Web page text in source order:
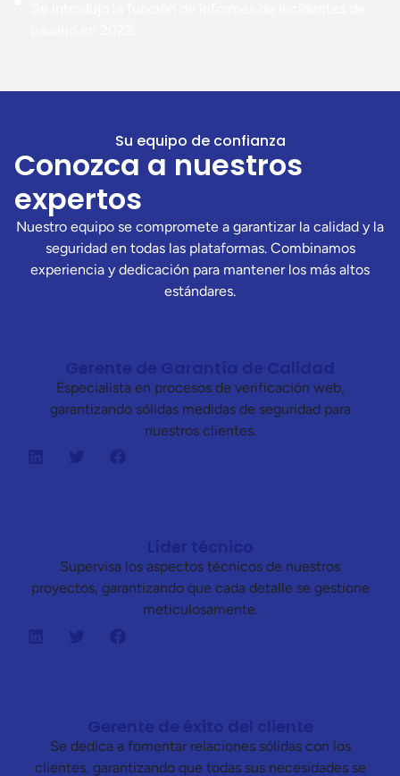
Su equipo de confianza
Conozca a nuestros
expertos
Nuestro equipo se compromete a garantizar la calidad y la
seguridad en todas las plataformas. Combinamos
experiencia y dedicación para mantener los más altos
estándares.
Especialista en procesos de verificación web,
garantizando sólidas medidas de seguridad para
nuestros clientes.
Supervisa los aspectos técnicos de nuestros
proyectos, garantizando que cada detalle se gestione
meticulosamente.
Se dedica a fomentar relaciones sólidas con los
clientes, garantizando que todas sus necesidades se